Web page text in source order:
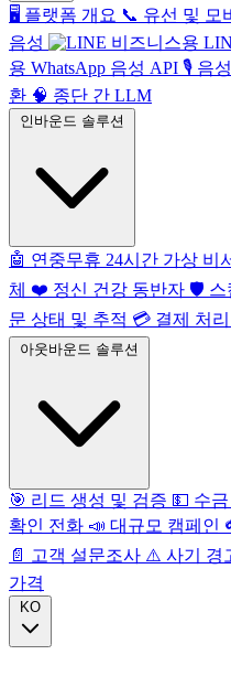
🖥️ 플랫폼 개요 📞 유선 및 모
음성
비즈니스용
용 WhatsApp 음성 API 🎙️ 음
환 🧠 종단 간 LLM
인바운드 솔루션
🤖 연중무휴 24시간 가상 비
체 ❤️ 정신 건강 동반자 🛡️ 스
문 상태 및 추적 💳 결제 처리
아웃바운드 솔루션
🎯 리드 생성 및 검증 💵 수
확인 전화 📣 대규모 캠페인
📄
고객 설문조사 ⚠️ 사기 경
가격
KO